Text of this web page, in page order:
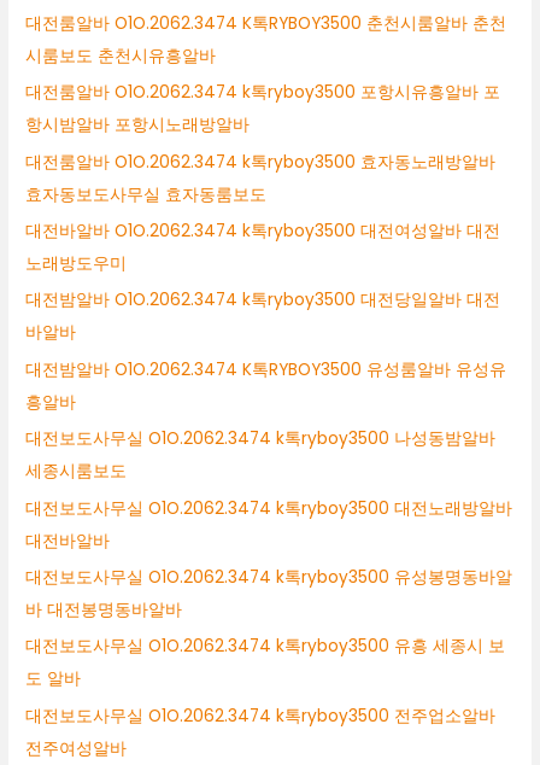
대전룸알바 O1O.2062.3474 K톡RYBOY3500 춘천시룸알바 춘천
시룸보도 춘천시유흥알바
대전룸알바 O1O.2062.3474 k톡ryboy3500 포항시유흥알바 포
항시밤알바 포항시노래방알바
대전룸알바 O1O.2062.3474 k톡ryboy3500 효자동노래방알바
효자동보도사무실 효자동룸보도
대전바알바 O1O.2062.3474 k톡ryboy3500 대전여성알바 대전
노래방도우미
대전밤알바 O1O.2062.3474 k톡ryboy3500 대전당일알바 대전
바알바
대전밤알바 O1O.2062.3474 K톡RYBOY3500 유성룸알바 유성유
흥알바
대전보도사무실 O1O.2062.3474 k톡ryboy3500 나성동밤알바
세종시룸보도
대전보도사무실 O1O.2062.3474 k톡ryboy3500 대전노래방알바
대전바알바
대전보도사무실 O1O.2062.3474 k톡ryboy3500 유성봉명동바알
바 대전봉명동바알바
대전보도사무실 O1O.2062.3474 k톡ryboy3500 유흥 세종시 보
도 알바
대전보도사무실 O1O.2062.3474 k톡ryboy3500 전주업소알바
전주여성알바